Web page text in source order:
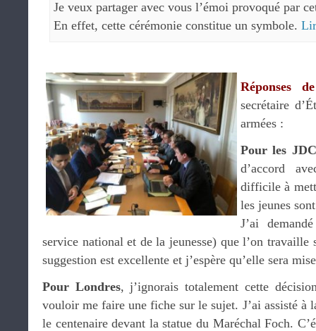
Je veux partager avec vous l’émoi provoqué par
En effet, cette cérémonie constitue un symbole.
Réponses
secrétaire
armées :
Pour les
d’accord
difficile à
les jeunes
J’ai
service national et de la jeunesse) que l’on
suggestion est excellente et j’espère qu’elle sera
Pour Londres, j’ignorais totalement cette
vouloir me faire une fiche sur le sujet. J’ai assisté à
le centenaire devant la statue du Maréchal Foch.